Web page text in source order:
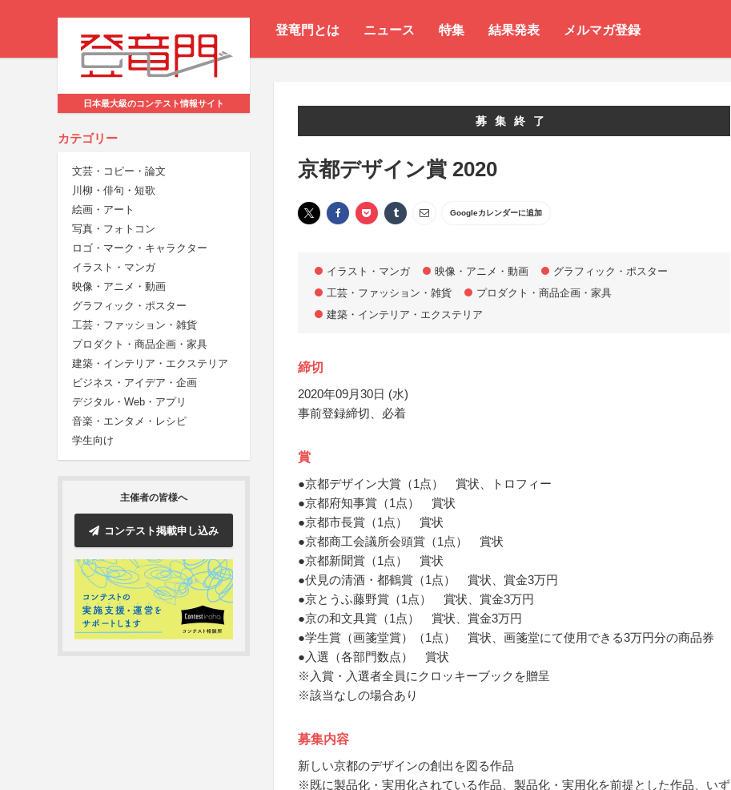
登竜門とは ニュース 特集 結果発表 メルマガ登録
日本最大級のコンテスト情報サイト
カテゴリー
文芸・コピー・論文
川柳・俳句・短歌
絵画・アート
写真・フォトコン
ロゴ・マーク・キャラクター
イラスト・マンガ
映像・アニメ・動画
グラフィック・ポスター
工芸・ファッション・雑貨
プロダクト・商品企画・家具
建築・インテリア・エクステリア
ビジネス・アイデア・企画
デジタル・Web・アプリ
音楽・エンタメ・レシピ
学生向け
主催者の皆様へ
コンテスト掲載申し込み
募集終了
京都デザイン賞 2020
Googleカレンダーに追加
イラスト・マンガ 映像・アニメ・動画
グラフィック・ポスター
工芸・ファッション・雑貨
プロダクト・商品企画・家具
建築・インテリア・エクステリア
締切
2020年09月30日 (水)
事前登録締切、必着
賞
●京都デザイン大賞（1点） 賞状、トロフィー
●京都府知事賞（1点） 賞状
●京都市長賞（1点） 賞状
●京都商工会議所会頭賞（1点） 賞状
●京都新聞賞（1点） 賞状
●伏見の清酒・都鶴賞（1点） 賞状、賞金3万円
●京とうふ藤野賞（1点） 賞状、賞金3万円
●京の和文具賞（1点） 賞状、賞金3万円
●学生賞（画箋堂賞）（1点） 賞状、画箋堂にて使用できる3万円分の商品券
●入選（各部門数点） 賞状
※入賞・入選者全員にクロッキーブックを贈呈
※該当なしの場合あり
募集内容
新しい京都のデザインの創出を図る作品
※既に製品化・実用化されている作品、製品化・実用化を前提とした作品、いず